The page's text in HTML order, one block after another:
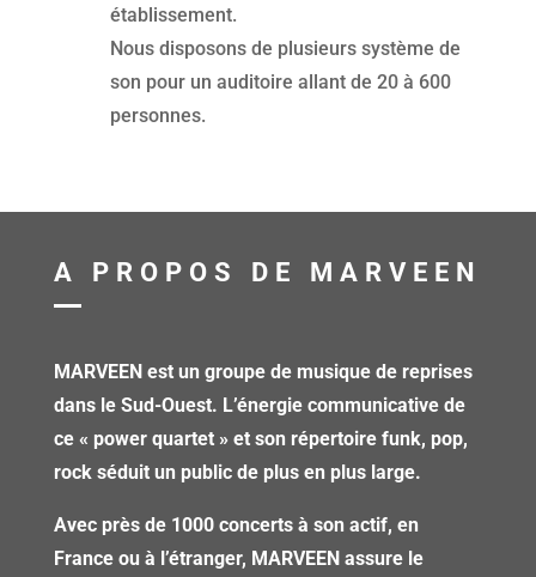
établissement.
Nous disposons de plusieurs système de
son pour un auditoire allant de 20 à 600
personnes.
A PROPOS DE MARVEEN
MARVEEN est un groupe de musique de reprises
dans le Sud-Ouest. L’énergie communicative de
ce « power quartet » et son répertoire funk, pop,
rock séduit un public de plus en plus large.
Avec près de 1000 concerts à son actif, en
France ou à l’étranger, MARVEEN assure le